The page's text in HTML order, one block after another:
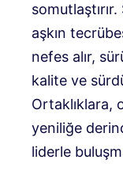
aşkın
nefes alır,
kalite ve
Ortaklıklara,
yeniliğe
liderle